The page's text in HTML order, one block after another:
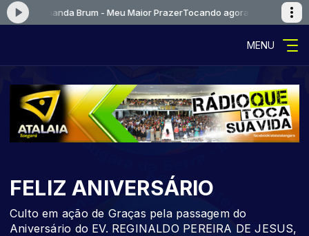
e Fernanda Brum - Meu Maior PrazerTocando agora: [01] Kleber
MENU
FELIZ ANIVERSÁRIO
Culto em ação de Graças pela passagem do
Aniversário do EV. REGINALDO PEREIRA DE JESUS,